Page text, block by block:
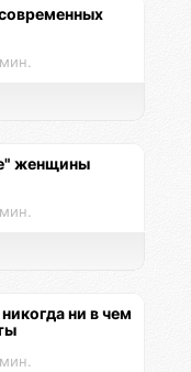
женщины
ни в чем